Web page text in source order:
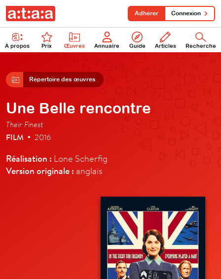
À propos Prix Œuvres Annuaire Guide Articles Recherche
Adhérer Connexion
Répertoire des œuvres
Une Belle rencontre
Their Finest
FILM • 2016
Réalisation : Lone Scherfig
Version originale : anglais